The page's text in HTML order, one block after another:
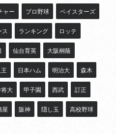
ャー プロ野球 ベイスターズ
ス ランキング ロッテ
仙台育英 大阪桐蔭
日本ハム 明治大 森木
将大 甲子園 西武 訂正
屋 阪神 隠し玉 高校野球